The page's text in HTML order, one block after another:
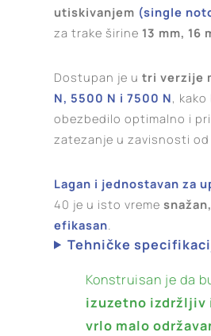
utiskivanjem (single
za trake širine 13 mm, 16
Dostupan je u tri verzije
N, 5500 N i 7500 N, kako
obezbedilo optimalno i
zatezanje u zavisnosti od
Lagan i jednostavan za
40 je u isto vreme snažan,
efikasan
Tehničke
Konstruisan je da
izuzetno izdržljiv
vrlo malo